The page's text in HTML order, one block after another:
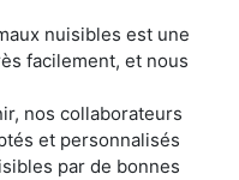
nuisibles est une
facilement, et nous
nos collaborateurs
et personnalisés
par de bonnes